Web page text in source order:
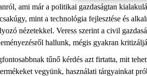
ami már a politikai gazdaságtan
mint a technológia fejlesztése és
nézetekkel. Veress szerint a civil
hallunk, mégis gyakran
tűnő kérdés azt firtatta, mit
vegyünk, használati tárgyainkat